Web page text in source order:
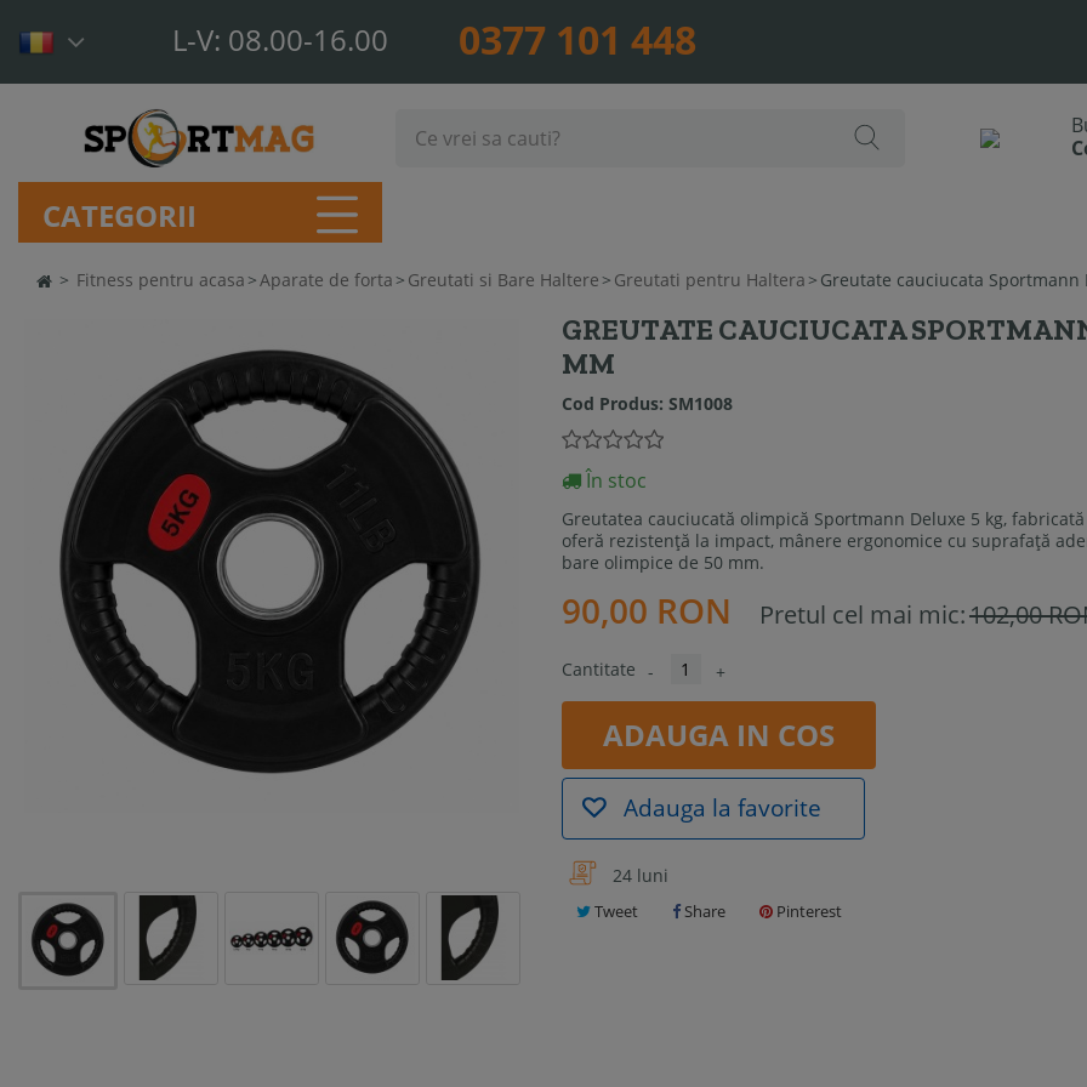
L-V: 08.00-16.00 0377 101 448
CATEGORII
> Fitness pentru acasa >Aparate de forta > Greutati si Bare Haltere > Greutati pentru Haltera > Greutate cauciucata Sportmann
GREUTATE CAUCIUCATA
MM
Cod Produs: SM1008
În stoc
Greutatea cauciucată olimpică Sportmann Deluxe 5 kg,
oferă rezistență la impact, mânere ergonomice cu suprafață
bare olimpice de 50 mm.
90,00 RON Pretul cel mai mic:102,00
Cantitate - +
ADAUGA IN COS
Adauga la favorite
24 luni
Tweet Share Pinterest